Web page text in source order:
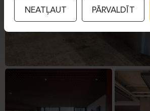
NEATĻAUT PĀRVALDĪT